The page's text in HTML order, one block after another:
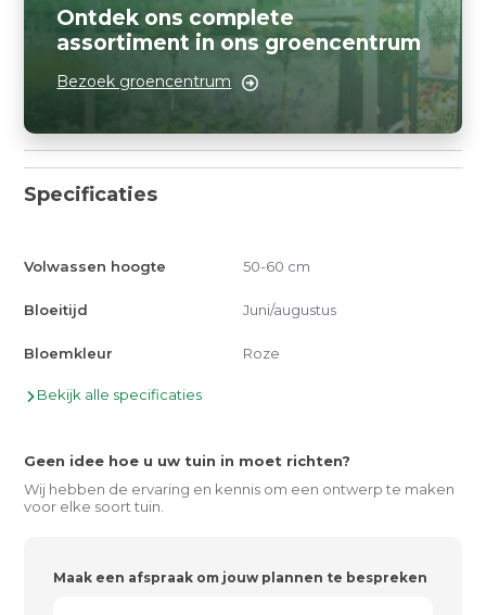
Ontdek ons complete
assortiment in ons groencentrum
Bezoek groencentrum
Specificaties
Volwassen hoogte 50-60 cm
Bloeitijd Juni/augustus
Bloemkleur Roze
Bekijk alle specificaties
Geen idee hoe u uw tuin in moet richten?
Wij hebben de ervaring en kennis om een ontwerp te maken
voor elke soort tuin.
Maak een afspraak om jouw plannen te bespreken